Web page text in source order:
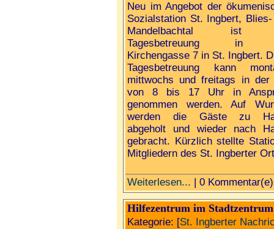
Neu im Angebot der
Sozialstation St. Ingbert,
Mandelbachtal ist
Tagesbetreuung in
Kirchengasse 7 in St. Ingbert.
Tagesbetreuung kann
mittwochs und freitags in der
von 8 bis 17 Uhr in
genommen werden. Auf
werden die Gäste zu
abgeholt und wieder nach
gebracht. Kürzlich stellte
Mitgliedern des St. Ingberter
Weiterlesen... | 0 Kommentar(e)
Hilfezentrum im Stadtzentrum
Kategorie: [St. Ingberter